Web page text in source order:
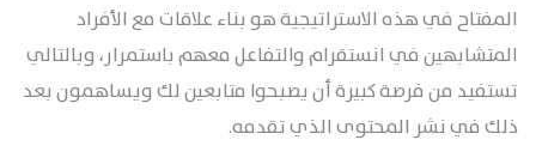
المفتاح في هذه الاستراتيجية هو بناء علاقات مع الأفراد
المتشابهين في انستقرام والتفاعل معهم باستمرار، وبالتالي
تستفيد من فرصة كبيرة أن يصبحوا متابعين لك ويساهمون بعد
ذلك في نشر المحتوى الذي تقدمه.